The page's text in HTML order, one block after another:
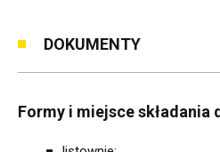
DOKUMENTY
Formy i miejsce składania